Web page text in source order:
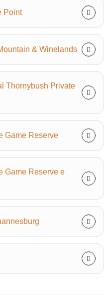
Point
Table Mountain & Winelands
Thornybush Private
Game Reserve
Game Reserve e